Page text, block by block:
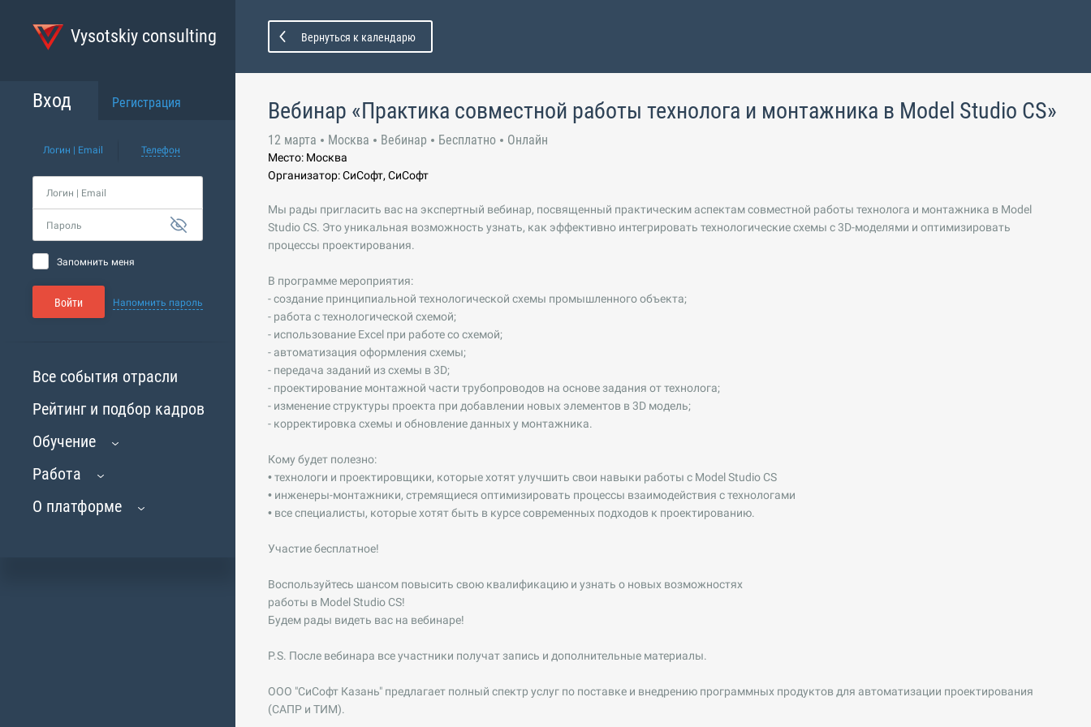
Vysotskiy consulting
Вход Регистрация
Логин | Email Телефон
Логин | Email
Пароль
Запомнить меня
Войти Напомнить пароль
Все события отрасли
Рейтинг и подбор кадров
Обучение
Работа
О платформе
Вернуться к календарю
Вебинар «Практика совместной работы технолога и монтажника в Model Studio CS»
12 марта Москва Вебинар Бесплатно Онлайн
Место: Москва
Организатор: СиСофт, СиСофт
Мы рады пригласить вас на экспертный вебинар, посвященный практическим аспектам совместной работы технолога и монтажника в Model
Studio CS. Это уникальная возможность узнать, как эффективно интегрировать технологические схемы с 3D-моделями и оптимизировать
процессы проектирования.
В программе мероприятия:
- создание принципиальной технологической схемы промышленного объекта;
- работа с технологической схемой;
- использование Excel при работе со схемой;
- автоматизация оформления схемы;
- передача заданий из схемы в 3D;
- проектирование монтажной части трубопроводов на основе задания от технолога;
- изменение структуры проекта при добавлении новых элементов в 3D модель;
- корректировка схемы и обновление данных у монтажника.
Кому будет полезно:
• технологи и проектировщики, которые хотят улучшить свои навыки работы с Model Studio CS
• инженеры-монтажники, стремящиеся оптимизировать процессы взаимодействия с технологами
• все специалисты, которые хотят быть в курсе современных подходов к проектированию.
Участие бесплатное!
Воспользуйтесь шансом повысить свою квалификацию и узнать о новых возможностях
работы в Model Studio CS!
Будем рады видеть вас на вебинаре!
P.S. После вебинара все участники получат запись и дополнительные материалы.
ООО "СиСофт Казань" предлагает полный спектр услуг по поставке и внедрению программных продуктов для автоматизации проектирования
(САПР и ТИМ).